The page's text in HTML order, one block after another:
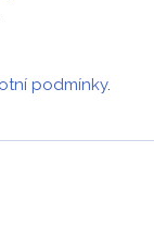
podmínky.